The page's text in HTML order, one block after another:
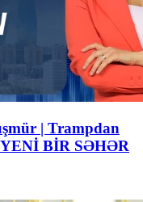
| Trampdan
YENİ BİR SƏHƏR